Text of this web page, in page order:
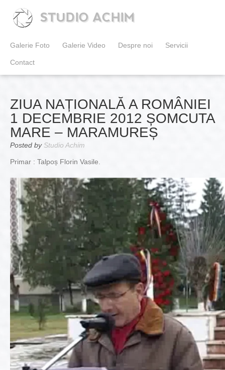
STUDIO ACHIM
Galerie Foto Galerie Video Despre noi Servicii
Contact
ZIUA NAȚIONALĂ A ROMÂNIEI
1 DECEMBRIE 2012 ȘOMCUTA
MARE – MARAMUREȘ
Posted by Studio Achim
Primar : Talpoș Florin Vasile.